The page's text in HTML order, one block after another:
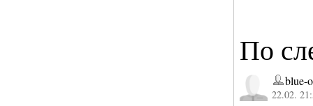
По
blue-
22.02.